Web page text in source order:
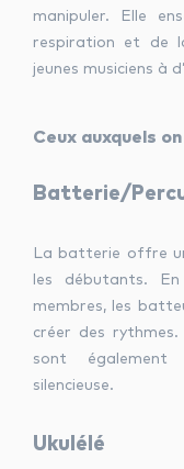
manipuler. Elle
respiration et de
jeunes musiciens à
Ceux auxquels
Batterie/
La batterie offre
les débutants.
membres, les
créer des
sont également
silencieuse.
Ukulélé